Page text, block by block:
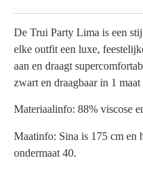
De Trui Party Lima is een
elke outfit een luxe,
aan en draagt
zwart en draagbaar in 1 maat
Materiaalinfo: 88% viscose
Maatinfo: Sina is 175 cm en
ondermaat 40.